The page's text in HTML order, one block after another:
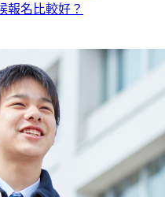
報名比較好？